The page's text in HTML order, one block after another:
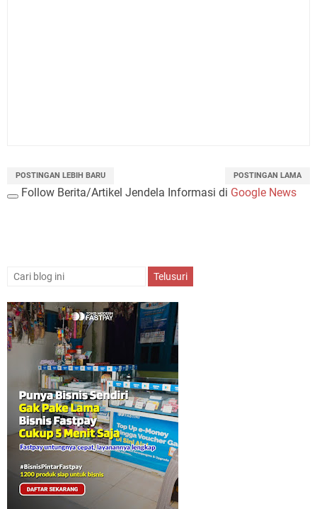
POSTINGAN LEBIH BARU POSTINGAN LAMA
Follow Berita/Artikel Jendela Informasi di Google News